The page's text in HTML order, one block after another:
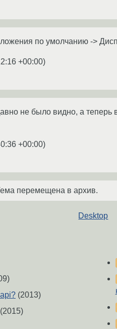
по умолчанию ->
+00:00)
не было видно, а
+00:00)
перемещена в архив.
Desktop
(2013)
(2015)